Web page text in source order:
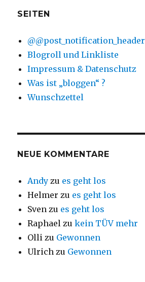
SEITEN
@@post_notification_header
Blogroll und Linkliste
Impressum & Datenschutz
Was ist „bloggen“ ?
Wunschzettel
NEUE KOMMENTARE
Andy zu es geht los
Helmer zu es geht los
Sven zu es geht los
Raphael zukein TÜV mehr
Olli zu Gewonnen
Ulrich zu Gewonnen